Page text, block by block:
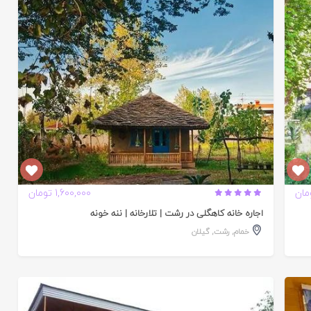
1,600,000 تومان
شده
اجاره خانه کاهگلی در رشت | تلارخانه | ننه خونه
خمام, رشت,گیلان